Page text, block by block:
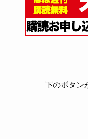
下のボタン